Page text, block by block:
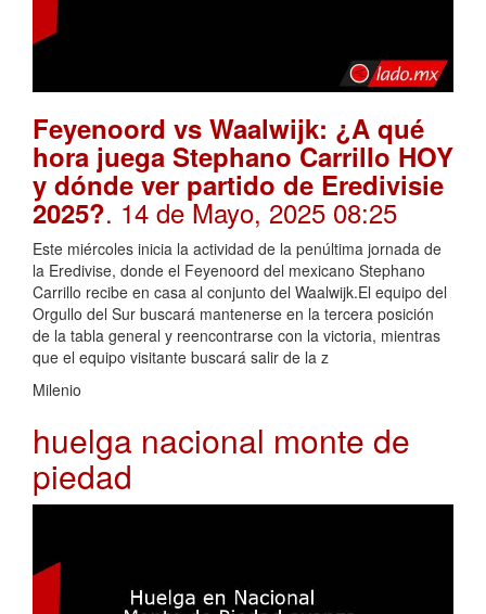
Feyenoord vs Waalwijk: ¿A qué
hora juega Stephano Carrillo HOY
y dónde ver partido de Eredivisie
2025?. 14 de Mayo, 2025 08:25
Este miércoles inicia la actividad de la penúltima jornada de
la Eredivise, donde el Feyenoord del mexicano Stephano
Carrillo recibe en casa al conjunto del Waalwijk.El equipo del
Orgullo del Sur buscará mantenerse en la tercera posición
de la tabla general y reencontrarse con la victoria, mientras
que el equipo visitante buscará salir de la z
Milenio
huelga nacional monte de
piedad